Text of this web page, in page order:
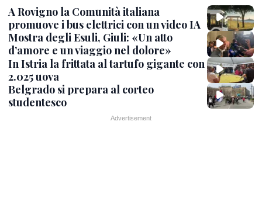
A Rovigno la Comunità italiana
promuove i bus elettrici con un video IA
Mostra degli Esuli, Giuli: «Un atto
d’amore e un viaggio nel dolore»
In Istria la frittata al tartufo gigante con
2.025 uova
Belgrado si prepara al corteo
studentesco